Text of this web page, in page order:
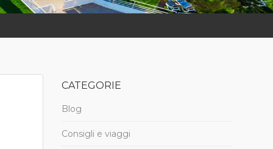
CATEGORIE
Blog
Consigli e viaggi